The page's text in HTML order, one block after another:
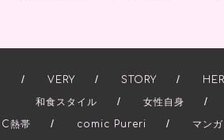
/ VERY / STORY /
和食スタイル
/ 女性自身 /
熱帯
/ comic Pureri / マン